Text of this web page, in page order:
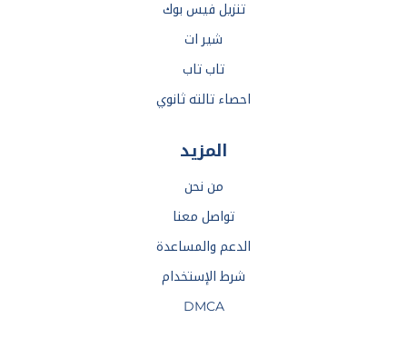
تنزيل فيس بوك
شير ات
تاب تاب
احصاء تالته ثانوي
المزيد
من نحن
تواصل معنا
الدعم والمساعدة
شرط الإستخدام
DMCA